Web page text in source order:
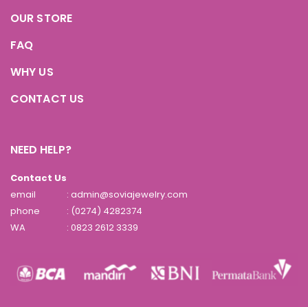
OUR STORE
FAQ
WHY US
CONTACT US
NEED HELP?
Contact Us
email
: admin@soviajewelry.com
phone
: (0274) 4282374
WA
: 0823 2612 3339